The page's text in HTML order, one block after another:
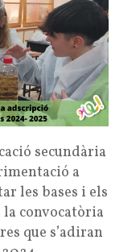
secundària
a
les bases i els
convocatòria
que s’adiran